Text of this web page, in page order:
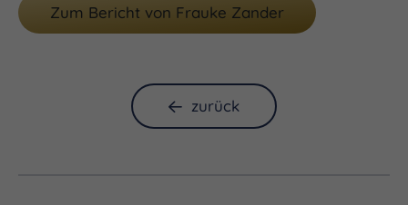
Zum Bericht von Frauke Zander
zurück